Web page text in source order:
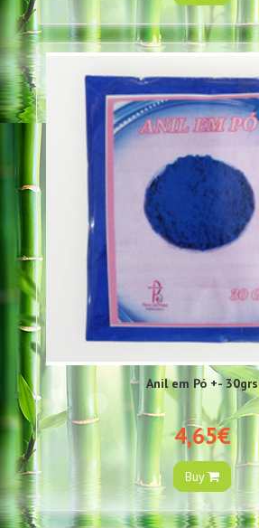
Anil em Pó +- 30grs
4,65€
Buy